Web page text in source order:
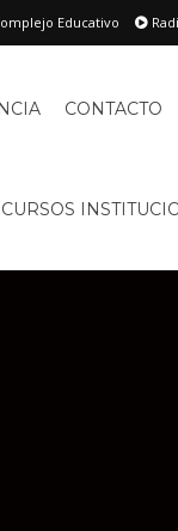
Educativo
CONTACTO